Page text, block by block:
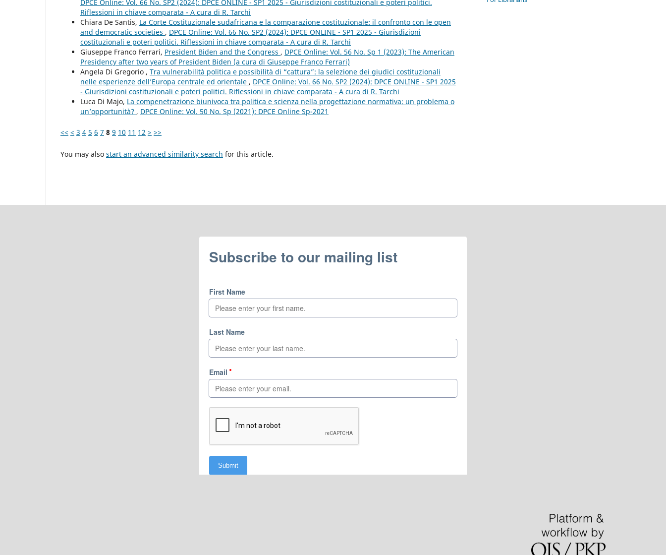
DPCE Online: Vol. 66 No. SP2 (2024): DPCE ONLINE - SP1 2025 - Giurisdizioni costituzionali e poteri politici.
Riflessioni in chiave comparata - A cura di R. Tarchi
Chiara De Santis, La Corte Costituzionale sudafricana e la comparazione costituzionale: il confronto con le open
and democratic societies , DPCE Online: Vol. 66 No. SP2 (2024): DPCE ONLINE - SP1 2025 - Giurisdizioni
costituzionali e poteri politici. Riflessioni in chiave comparata - A cura di R. Tarchi
Giuseppe Franco Ferrari, President Biden and the Congress , DPCE Online: Vol. 56 No. Sp 1 (2023): The American
Presidency after two years of President Biden (a cura di Giuseppe Franco Ferrari)
Angela Di Gregorio , Tra vulnerabilità politica e possibilità di “cattura”: la selezione dei giudici costituzionali
nelle esperienze dell’Europa centrale ed orientale , DPCE Online: Vol. 66 No. SP2 (2024): DPCE ONLINE - SP1 2025
- Giurisdizioni costituzionali e poteri politici. Riflessioni in chiave comparata - A cura di R. Tarchi
Luca Di Majo, La compenetrazione biunivoca tra politica e scienza nella progettazione normativa: un problema o
un’opportunità? , DPCE Online: Vol. 50 No. Sp (2021): DPCE Online Sp-2021
<< < 3 4 5 6 7 8 9 10 11 12 > >>
You may also start an advanced similarity search for this article.